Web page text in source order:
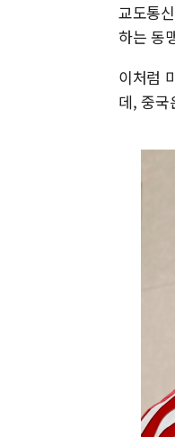
교도통
하는 동
이처럼
데, 중국